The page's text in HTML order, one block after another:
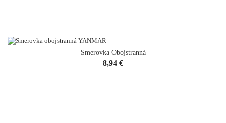
Smerovka Obojstranná
Cena
8,94 €